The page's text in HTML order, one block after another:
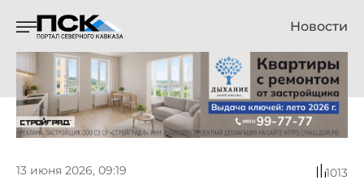
Новости
13 июня 2026, 09:19 1013